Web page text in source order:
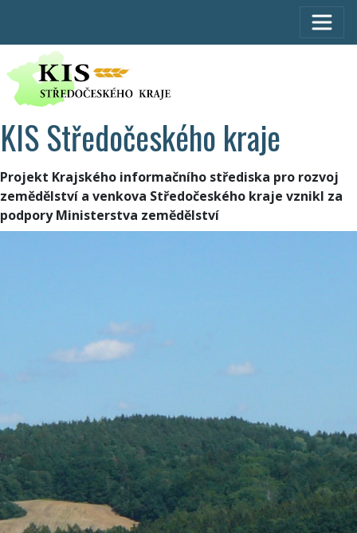
KIS Středočeského kraje
Projekt Krajského informačního střediska pro rozvoj
zemědělství a venkova Středočeského kraje vznikl za
podpory Ministerstva zemědělství